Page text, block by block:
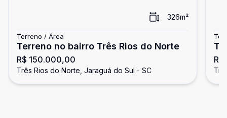
326m²
Terreno / Área
Terreno no bairro Três Rios do Norte
R$ 150.000,00
Três Rios do Norte, Jaraguá do Sul - SC